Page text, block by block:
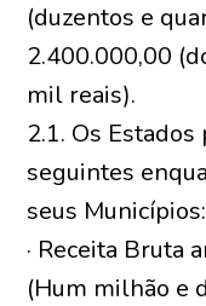
(duzentos e
2.400.000,00
mil reais).
2.1. Os
seguintes
seus Municípios:
· Receita Bruta
(Hum milhão e